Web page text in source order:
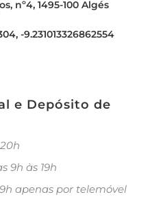
nº4, 1495-100 Algés
-9.231013326862554
e Depósito de
9h às 19h
apenas por telemóvel